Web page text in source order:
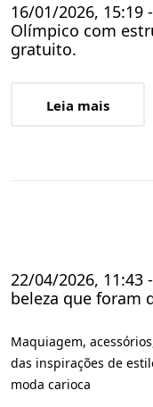
16/01/2026, 15:19
Olímpico com
gratuito.
Leia mais
22/04/2026, 11:43
beleza que foram
Maquiagem,
das inspirações de
moda carioca